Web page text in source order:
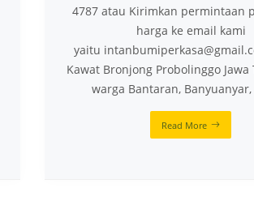
4787 atau Kirimkan permintaan
harga ke email kami
yaitu
Kawat Bronjong Probolinggo Jawa
warga Bantaran, Banyuanyar,
Read More